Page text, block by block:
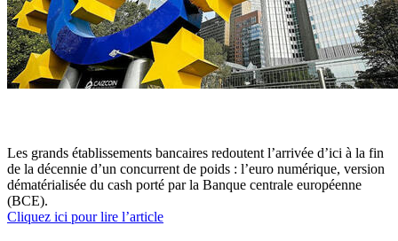
Les grands établissements bancaires redoutent l’arrivée d’ici à la fin
de la décennie d’un concurrent de poids : l’euro numérique, version
dématérialisée du cash porté par la Banque centrale européenne
(BCE).
Cliquez ici pour lire l’article